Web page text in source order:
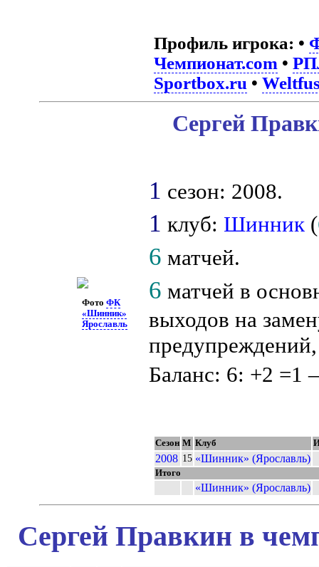
Профиль игрока: •
Чемпионат.com •
Sportbox.ru •
ФотоФК
«Шинник»
Ярославль
Сергей
1 сезон: 2008.
1 клуб: Шинник (
6 матчей.
6 матчей в
выходов на
Баланс: 6: +2 =1
Сезон М Клуб
2008 15 «Шинник» (Ярославль)
Итого
«Шинник» (Ярославль)
Сергей Правкин в